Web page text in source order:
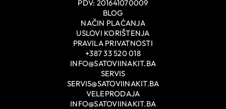
PDV: 201641070009
BLOG
NAČIN PLAĆANJA
USLOVI KORIŠTENJA
PRAVILA PRIVATNOSTI
+387 33 520 018
INFO@SATOVIINAKIT.BA
SERVIS
SERVIS@SATOVIINAKIT.BA
VELEPRODAJA
INFO@SATOVIINAKIT.BA